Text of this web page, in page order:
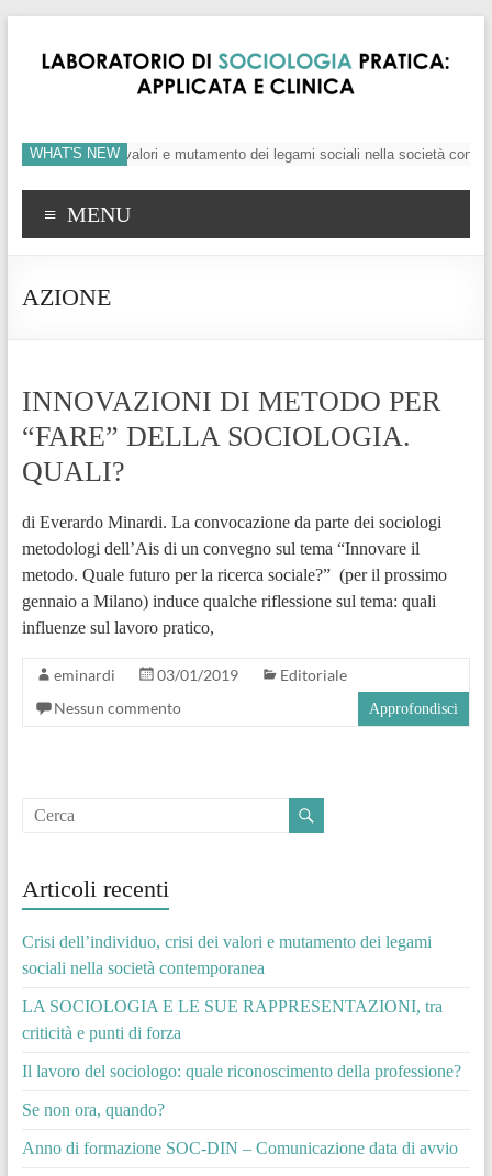
WHAT'S NEW
crisi dei valori e mutamento dei legami sociali nella società
MENU
AZIONE
INNOVAZIONI DI METODO PER
“FARE” DELLA SOCIOLOGIA.
QUALI?
di Everardo Minardi. La convocazione da parte dei sociologi
metodologi dell’Ais di un convegno sul tema “Innovare il
metodo. Quale futuro per la ricerca sociale?” (per il prossimo
gennaio a Milano) induce qualche riflessione sul tema: quali
influenze sul lavoro pratico,
eminardi 03/01/2019
Editoriale
Nessun commento
Approfondisci
Articoli recenti
Crisi dell’individuo, crisi dei valori e mutamento dei legami
sociali nella società contemporanea
LA SOCIOLOGIA E LE SUE RAPPRESENTAZIONI, tra
criticità e punti di forza
Il lavoro del sociologo: quale riconoscimento della professione?
Se non ora, quando?
Anno di formazione SOC-DIN – Comunicazione data di avvio